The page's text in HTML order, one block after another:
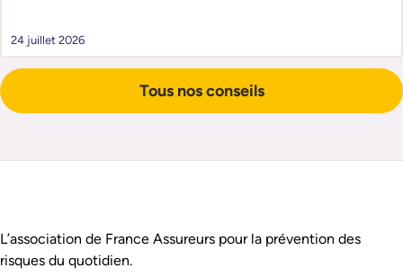
24 juillet 2026
Tous nos conseils
Assurance Prévention est :
L’association de France Assureurs pour la prévention des
risques du quotidien.